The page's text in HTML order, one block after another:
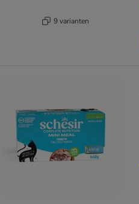
9 varianten